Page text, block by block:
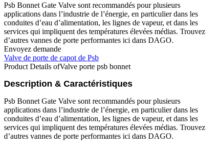
Psb Bonnet Gate Valve sont recommandés pour plusieurs
applications dans l’industrie de l’énergie, en particulier dans les
conduites d’eau d’alimentation, les lignes de vapeur, et dans les
services qui impliquent des températures élevées médias. Trouvez
d’autres vannes de porte performantes ici dans DAGO.
Envoyez demande
Valve de porte de capot de Psb
Product Details ofValve porte psb bonnet
Description & Caractéristiques
Psb Bonnet Gate Valve sont recommandés pour plusieurs
applications dans l’industrie de l’énergie, en particulier dans les
conduites d’eau d’alimentation, les lignes de vapeur, et dans les
services qui impliquent des températures élevées médias. Trouvez
d’autres vannes de porte performantes ici dans DAGO.